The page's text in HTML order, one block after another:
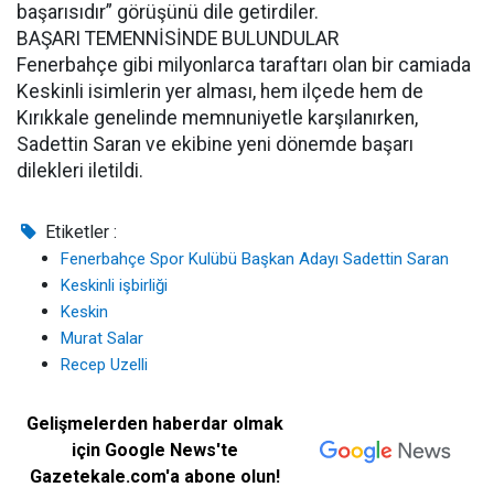
başarısıdır” görüşünü dile getirdiler.
BAŞARI TEMENNİSİNDE BULUNDULAR
Fenerbahçe gibi milyonlarca taraftarı olan bir camiada
Keskinli isimlerin yer alması, hem ilçede hem de
Kırıkkale genelinde memnuniyetle karşılanırken,
Sadettin Saran ve ekibine yeni dönemde başarı
dilekleri iletildi.
Etiketler :
Fenerbahçe Spor Kulübü Başkan Adayı Sadettin Saran
Keskinli işbirliği
Keskin
Murat Salar
Recep Uzelli
Gelişmelerden haberdar olmak
için Google News'te
Gazetekale.com'a abone olun!